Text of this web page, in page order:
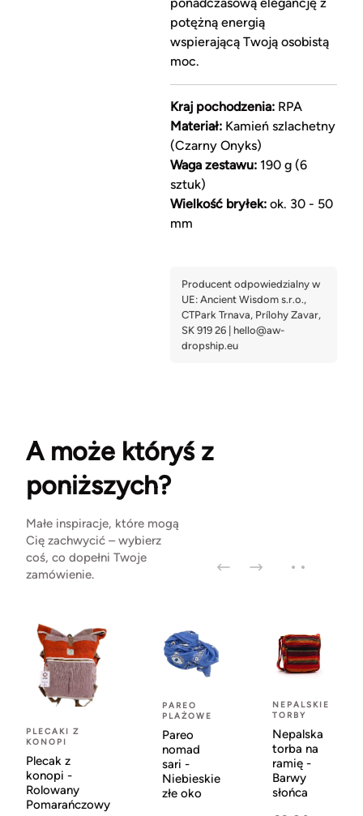
ponadczasową elegancję z
potężną energią
wspierającą Twoją osobistą
moc.
Kraj pochodzenia:RPA
Materiał:Kamień szlachetny
(Czarny Onyks)
Waga zestawu:190 g (6
sztuk)
Wielkość bryłek:ok. 30 - 50
mm
A może któryś z
poniższych?
Małe inspiracje, które mogą
Cię zachwycić – wybierz
coś, co dopełni Twoje
zamówienie.
PLECAKI Z
KONOPI
Plecak z
konopi -
Rolowany
Pomarańczowy
PAREO
PLAŻOWE
Pareo
nomad
sari -
Niebieskie
złe oko
NEPALSKIE
TORBY
Nepalska
torba na
ramię -
Barwy
słońca